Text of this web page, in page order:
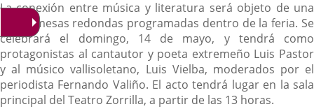
La conexión entre música y literatura será objeto de una
de las mesas redondas programadas dentro de la feria. Se
celebrará el domingo, 14 de mayo, y tendrá como
protagonistas al cantautor y poeta extremeño Luis Pastor
y al músico vallisoletano, Luis Vielba, moderados por el
periodista Fernando Valiño. El acto tendrá lugar en la sala
principal del Teatro Zorrilla, a partir de las 13 horas.